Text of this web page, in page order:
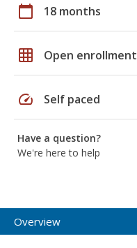
calendar_today 18 months
grid_on Open enrollment
speed Self paced
Have a question?
We're here to help
Overview